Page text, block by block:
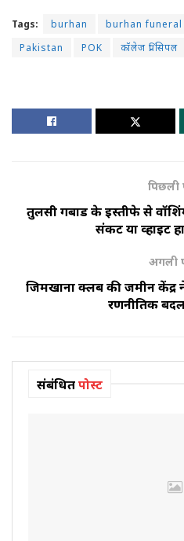
Tags: burhan burhan funeral
Pakistan
POK कॉलेज प्रिंसिपल
पिछली
तुलसी गबार्ड के इस्तीफे से
संकट या व्हाइट
अगली
जिमखाना क्लब की जमीन केंद्र
रणनीतिक
संबंधितपोस्ट